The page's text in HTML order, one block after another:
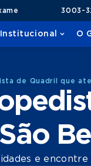
3003-
Institucional O
de Quadril que
e